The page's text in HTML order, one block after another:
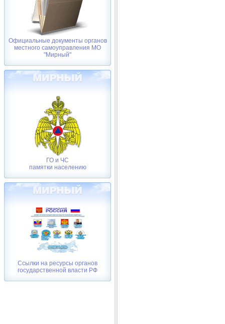
Официальные документы органов
местного самоуправления МО
"Мирный"
ГО и ЧС
памятки населению
Ссылки на ресурсы органов
государственной власти РФ